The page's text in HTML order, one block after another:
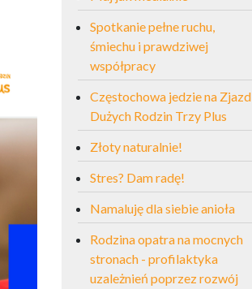
Spotkanie pełne ruchu,
śmiechu i prawdziwej
współpracy
Częstochowa jedzie na Zjazd
Dużych Rodzin Trzy Plus
Złoty naturalnie!
Stres? Dam radę!
Namaluję dla siebie anioła
Rodzina opatra na mocnych
stronach - profilaktyka
uzależnień poprzez rozwój